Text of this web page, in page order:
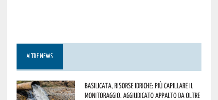
ALTRE NEWS
Basilicata, Risorse idriche: più capillare il
monitoraggio. Aggiudicato appalto da oltre